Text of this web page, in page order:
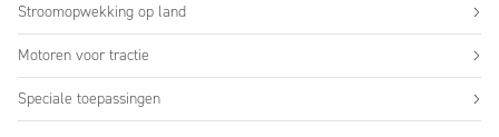
Stroomopwekking op land
Motoren voor tractie
Speciale toepassingen